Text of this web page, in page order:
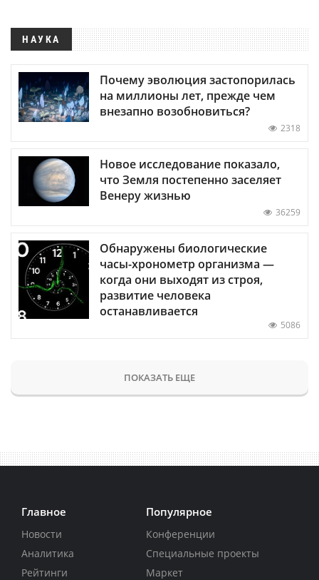
НАУКА
Почему эволюция застопорилась
на миллионы лет, прежде чем
внезапно возобновиться?
2318
Новое исследование показало,
что Земля постепенно заселяет
Венеру жизнью
36259
Обнаружены биологические
часы-хронометр организма —
когда они выходят из строя,
развитие человека
останавливается
5086
ПОКАЗАТЬ ЕЩЕ
Главное
Новости
Аналитика
Рейтинги
Популярное
Конференции
Специальные проекты
Маркет